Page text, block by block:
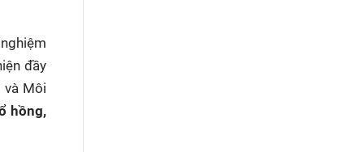
đầy
và Môi
hồng,